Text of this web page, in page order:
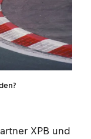
XPB und